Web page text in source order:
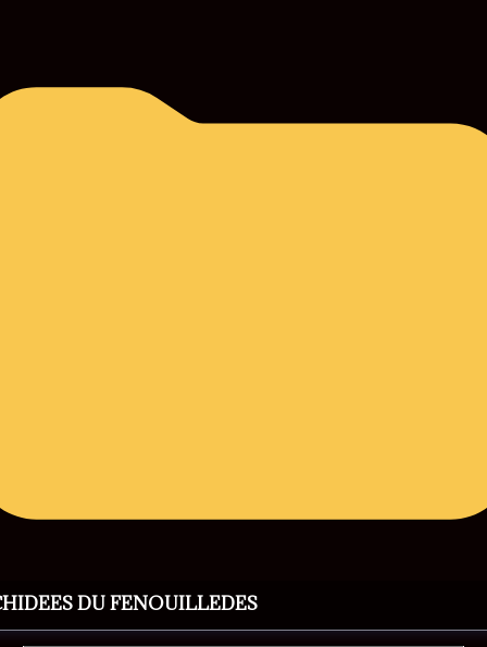
DU FENOUILLEDES